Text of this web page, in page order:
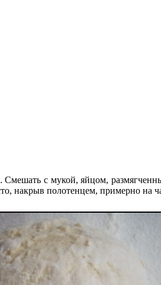
с мукой, яйцом,
накрыв полотенцем, примерно на